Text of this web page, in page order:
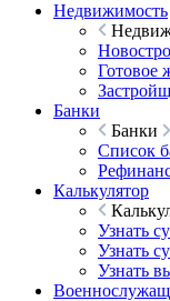
Недвижимость
Готовое
Банки
Банки
Список
Калькулятор
Узнать
Узнать
Узнать